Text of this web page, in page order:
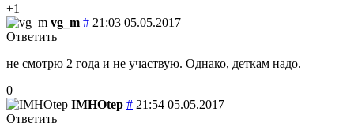
+1
vg_m # 21:03 05.05.2017
Ответить
не смотрю 2 года и не участвую. Однако, деткам надо.
0
IMHOtep # 21:54 05.05.2017
Ответить